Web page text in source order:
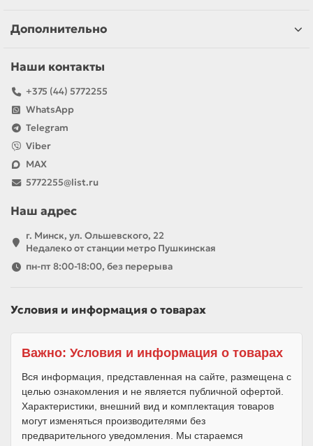
Дополнительно
Наши контакты
+375 (44) 5772255
WhatsApp
Telegram
Viber
MAX
5772255@list.ru
Наш адрес
г. Минск, ул. Ольшевского, 22
Недалеко от станции метро Пушкинская
пн-пт 8:00-18:00, без перерыва
Условия и информация о товарах
Важно: Условия и информация о товарах
Вся информация, представленная на сайте, размещена с
целью ознакомления и не является публичной офертой.
Характеристики, внешний вид и комплектация товаров
могут изменяться производителями без
предварительного уведомления. Мы стараемся